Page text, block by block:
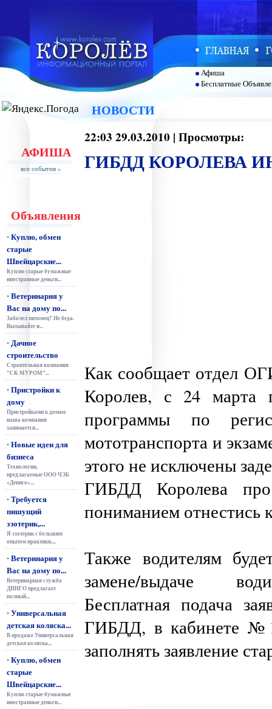
Афиша
Бесплатные
АФИША
все события »
Объявления
•Куплю, обмен
старые
Швейцарские...
Куплю старые бумажные
иностранные деньги...
•Ветеринария у
Вас на дому по...
Заболел питомец? Не беда.
Вызывайте и...
•Дачное
строительство
Строительная компания
"СК МУРОМ"...
•Пристройки к
дому
Пристройками к домам
наша компания
занимается...
•Новые идеи для
бизнеса
Технологии,
предлагаемые ООО ЧЭБ
«Дениго»...
•Требуется
пишущий
эзотерик,...
Я эзотерик с большим
опытом практики....
•Ветеринария у
Вас на дому по...
Ветеринарная служба
ДИНГО предлагает
полный...
•Универсальная
детская коляска...
В продаже Универсальная
детская коляска...
•Куплю, обмен
старые
Швейцарские...
Куплю старые бумажные
иностранные деньги...
НОВОСТИ
22:03 29.03.2010 | Просмотры:
ГИБДД КОРОЛЕВА
Как сообщает отдел
Королев, с 24 марта
программы по
мототранспорта и
этого не исключены
ГИБДД Королева
пониманием отнестись
Также водителям
замене/выдаче
Бесплатная подача
ГИБДД, в кабинете
заполнять заявление